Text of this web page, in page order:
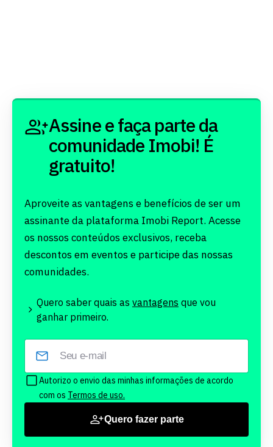
Assine e faça parte da
comunidade Imobi! É
gratuito!
Aproveite as vantagens e benefícios de ser um
assinante da plataforma Imobi Report. Acesse
os nossos conteúdos exclusivos, receba
descontos em eventos e participe das nossas
comunidades.
Quero saber quais as vantagens que vou
ganhar primeiro.
Autorizo o envio das minhas informações de acordo
com os Termos de uso.
Quero fazer parte